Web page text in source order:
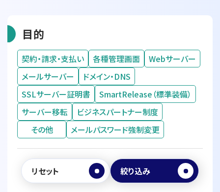
目的
契約・請求・支払い 各種管理画面
Webサーバー
メールサーバー
ドメイン・DNS
SSLサーバー証明書
SmartRelease（標準装備）
サーバー移転
ビジネスパートナー制度
その他
メールパスワード強制変更
リセット 絞り込み